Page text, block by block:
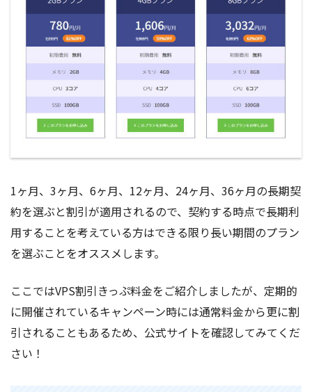
1ヶ月、3ヶ月、6ヶ月、12ヶ月、24ヶ月、36ヶ月の長期契
約を選ぶと割引が適用されるので、契約する時点で長期利
用することを考えている方はできる限り長い期間のプラン
を選ぶことをオススメします。
ここではVPS割引きっぷ料金をご紹介しましたが、定期的
に開催されているキャンペーン時には通常料金から更に割
引されることもあるため、公式サイトを確認してみてくだ
さい！